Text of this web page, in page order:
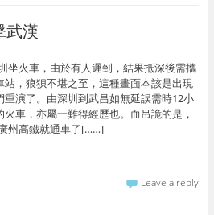
武漢
坐火車，由於有人遲到，結果抵深後需攜
，狼狽不堪之至，這種畫面本該是出現
演了。由深圳到武昌如無延誤需時12小
車，亦屬一難得經歷也。而吊詭的是，
州高鐵就通車了[……]
Leave a reply